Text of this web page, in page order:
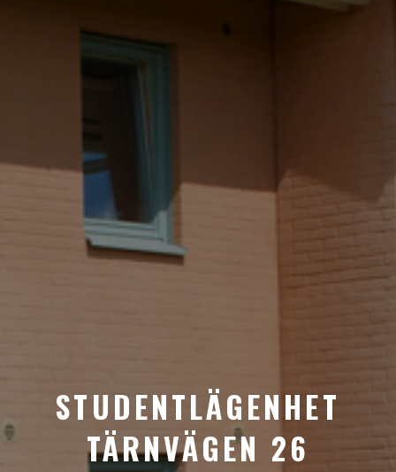
STUDENTLÄGENHET
TÄRNVÄGEN 26